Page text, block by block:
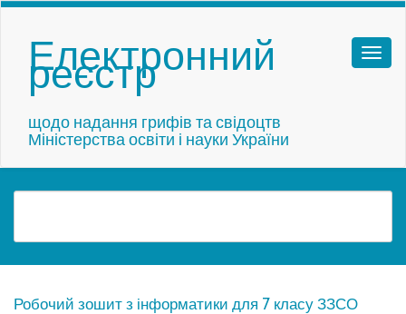
Електронний
реєстр
щодо надання грифів та свідоцтв
Міністерства освіти і науки України
Робочий зошит з інформатики для 7 класу ЗЗСО